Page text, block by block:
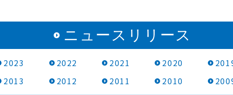
ニュースリリース
2023 2022 2021 2020
2013 2012 2011 2010